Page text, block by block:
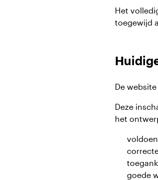
Het
toegewijd
De
Deze
het
goede